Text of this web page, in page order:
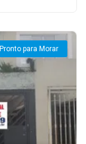
Pronto para Morar